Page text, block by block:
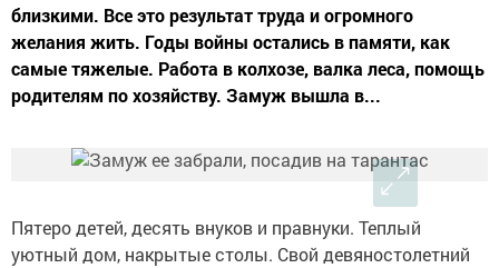
близкими. Все это результат труда и огромного
желания жить. Годы войны остались в памяти, как
самые тяжелые. Работа в колхозе, валка леса, помощь
родителям по хозяйству. Замуж вышла в...
Пятеро детей, десять внуков и правнуки. Теплый
уютный дом, накрытые столы. Свой девяностолетний